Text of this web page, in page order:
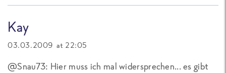
Kay
03.03.2009 at 22:05
@Snau73: Hier muss ich mal widersprechen... es gibt